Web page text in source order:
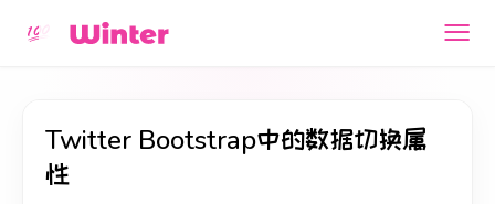
Twitter Bootstrap中的数据切换属
性